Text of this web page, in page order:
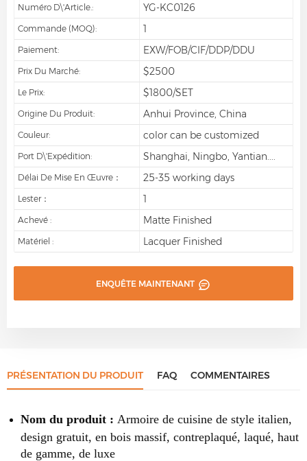
Numéro D\'article.: YG-KC0126
Commande (MOQ): 1
Paiement: EXW/FOB/CIF/DDP/DDU
Prix Du Marché: $2500
Le Prix: $1800/SET
Origine Du Produit: Anhui Province, China
Couleur: color can be customized
Port D\'expédition: Shanghai, Ningbo, Yantian....
Délai De Mise En Œuvre： 25-35 working days
Lester： 1
Achevé : Matte Finished
Matériel : Lacquer Finished
ENQUÊTE MAINTENANT
PRÉSENTATION DU PRODUIT FAQ COMMENTAIRES
Nom du produit : Armoire de cuisine de style italien,
design gratuit, en bois massif, contreplaqué, laqué, haut
de gamme, de luxe